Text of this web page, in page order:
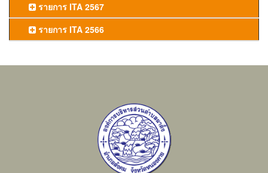
รายการ ITA 2567
รายการ ITA 2566